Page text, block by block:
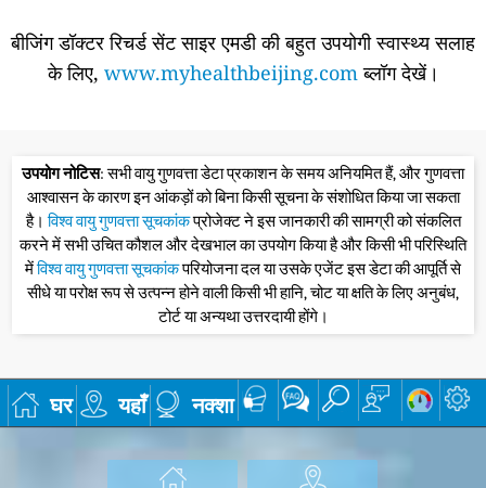
बीजिंग डॉक्टर रिचर्ड सेंट साइर एमडी की बहुत उपयोगी स्वास्थ्य सलाह
के लिए, www.myhealthbeijing.comब्लॉग देखें।
उपयोग नोटिस: सभी वायु गुणवत्ता डेटा प्रकाशन के समय अनियमित हैं, और गुणवत्ता
आश्वासन के कारण इन आंकड़ों को बिना किसी सूचना के संशोधित किया जा सकता
है।विश्व वायु गुणवत्ता सूचकांकप्रोजेक्ट ने इस जानकारी की सामग्री को संकलित
करने में सभी उचित कौशल और देखभाल का उपयोग किया है और किसी भी परिस्थिति
मेंविश्व वायु गुणवत्ता सूचकांकपरियोजना दल या उसके एजेंट इस डेटा की आपूर्ति से
सीधे या परोक्ष रूप से उत्पन्न होने वाली किसी भी हानि, चोट या क्षति के लिए अनुबंध,
टोर्ट या अन्यथा उत्तरदायी होंगे।
घर यहाँ नक्शा